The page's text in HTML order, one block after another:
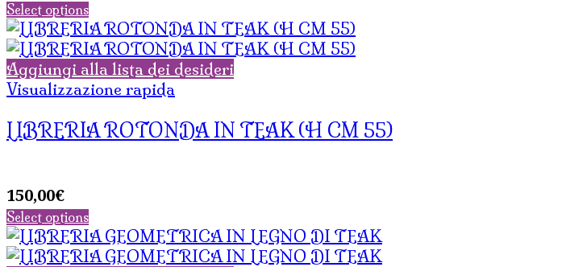
Select options
Aggiungi alla lista dei desideri
Visualizzazione rapida
LIBRERIA ROTONDA IN TEAK (H CM 55)
150,00€
Select options